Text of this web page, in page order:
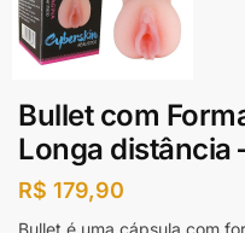
Bullet com
Longa distância
R$ 179,90
Bullet é uma cápsula com